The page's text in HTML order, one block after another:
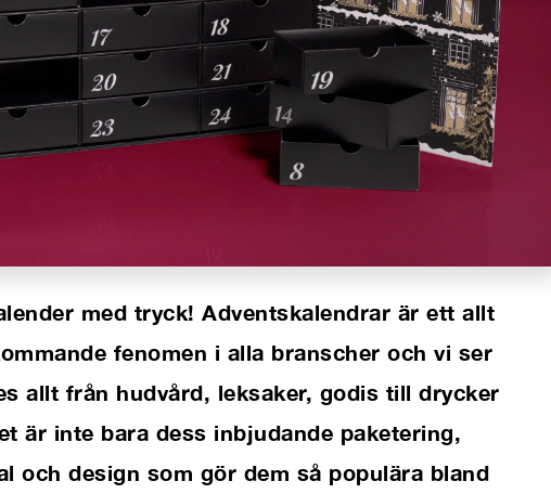
med tryck! Adventskalendrar är ett allt
fenomen i alla branscher och vi ser
allt från hudvård, leksaker, godis till drycker
är inte bara dess inbjudande paketering,
och design som gör dem så populära bland